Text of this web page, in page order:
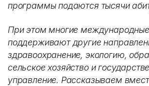
программы подаются тысячи
При этом многие
поддерживают другие
здравоохранение, экологию,
сельское хозяйство и
управление. Рассказываем